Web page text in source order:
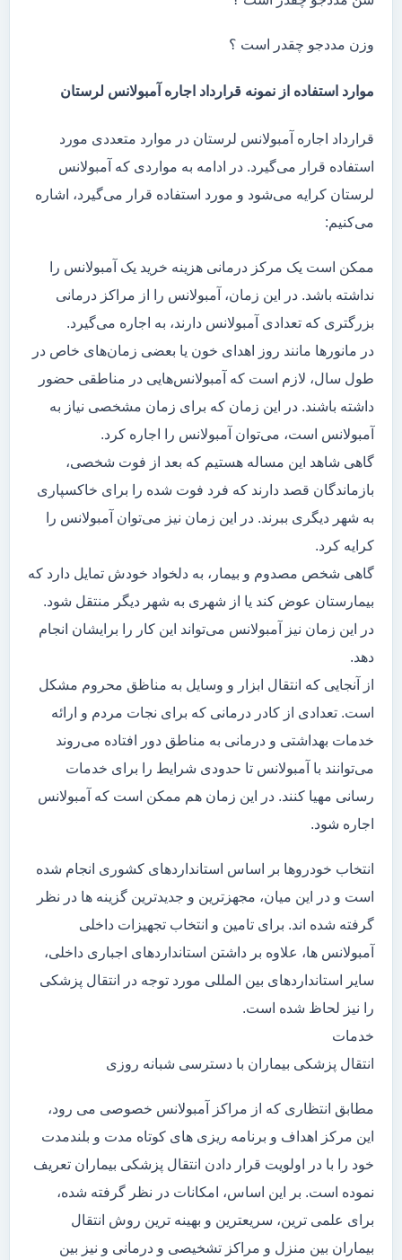
وزن مددجو چقدر است ؟
موارد استفاده از نمونه قرارداد اجاره آمبولانس لرستان
قرارداد اجاره آمبولانس لرستان در موارد متعددی مورد
استفاده قرار می‌گیرد. در ادامه به مواردی که آمبولانس
لرستان کرایه می‌شود و مورد استفاده قرار می‌گیرد، اشاره
می‌کنیم:
ممکن است یک مرکز درمانی هزینه خرید یک آمبولانس را
نداشته باشد. در این زمان، آمبولانس را از مراکز درمانی
بزرگتری که تعدادی آمبولانس دارند، به اجاره می‌گیرد.
در مانور‌ها مانند روز اهدای خون یا بعضی زمان‌های خاص در
طول سال، لازم است که آمبولانس‌هایی در مناطقی حضور
داشته باشند. در این زمان که برای زمان مشخصی نیاز به
آمبولانس است، می‌توان آمبولانس را اجاره کرد.
گاهی شاهد این مساله هستیم که بعد از فوت شخصی،
بازماندگان قصد دارند که فرد فوت شده را برای خاکسپاری
به شهر دیگری ببرند. در این زمان نیز می‌توان آمبولانس را
کرایه کرد.
گاهی شخص مصدوم و بیمار، به دلخواد خودش تمایل دارد که
بیمارستان عوض کند یا از شهری به شهر دیگر منتقل شود.
در این زمان نیز آمبولانس می‌تواند این کار را برایشان انجام
دهد.
از آنجایی که انتقال ابزار و وسایل به مناظق محروم مشکل
است. تعدادی از کادر درمانی که برای نجات مردم و ارائه
خدمات بهداشتی و درمانی به مناطق دور افتاده می‌روند
می‌توانند با آمبولانس تا حدودی شرایط را برای خدمات
رسانی مهیا کنند. در این زمان هم ممکن است که آمبولانس
اجاره شود.
انتخاب خودروها بر اساس استانداردهای کشوری انجام شده
است و در این میان، مجهزترین و جدیدترین گزینه ها در نظر
گرفته شده اند. برای تامین و انتخاب تجهیزات داخلی
آمبولانس ها، علاوه بر داشتن استانداردهای اجباری داخلی،
سایر استانداردهای بین المللی مورد توجه در انتقال پزشکی
را نیز لحاظ شده است.
خدمات
انتقال پزشکی بیماران با دسترسی شبانه روزی
مطابق انتظاری که از مراکز آمبولانس خصوصی می رود،
این مرکز اهداف و برنامه ریزی های کوتاه مدت و بلندمدت
خود را با در اولویت قرار دادن انتقال پزشکی بیماران تعریف
نموده است. بر این اساس، امکانات در نظر گرفته شده،
برای علمی ترین، سریعترین و بهینه ترین روش انتقال
بیماران بین منزل و مراکز تشخیصی و درمانی و نیز بین